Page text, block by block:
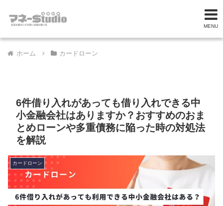
MENU
ホーム カードローン
6件借り入れがあっても借り入れできる中
小金融会社はありますか？おすすめのおま
とめローンや多重債務に陥った時の対処法
を解説
カードローン